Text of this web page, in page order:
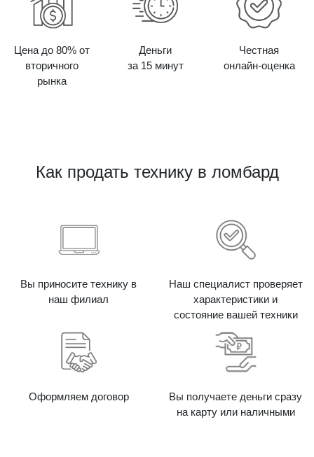
Цена до 80% от
вторичного
рынка
Деньги
за 15 минут
Честная
онлайн-оценка
Как продать технику в ломбард
Вы приносите технику в
наш филиал
Наш специалист проверяет
характеристики и
состояние вашей техники
Оформляем договор
Вы получаете деньги сразу
на карту или наличными